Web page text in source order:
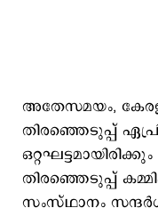
അതേസമയം,
തിരഞ്ഞെടുപ്പ്
തിരഞ്ഞെടുപ്പ്
സംസ്ഥാനം